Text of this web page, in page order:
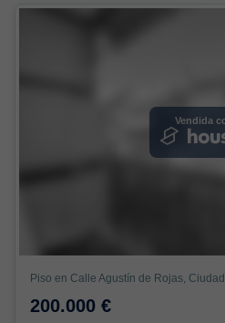
Vendida
Piso en Calle Agustín de Rojas,
200.000 €